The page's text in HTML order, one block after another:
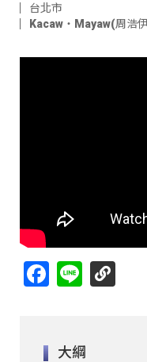
台北市
Kacaw‧Mayaw(周浩
Facebook
Line
大綱